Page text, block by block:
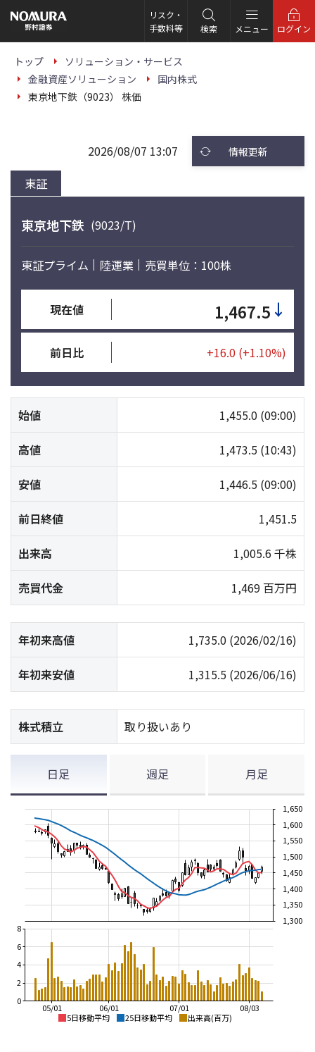
の
ー
リスク・
手数料等
検索 メニュー ログイン
トップ
ソリューション・サービス
金融資産ソリューション
国内株式
東京地下鉄（9023） 株価
東証
2026/08/07 13:07 情報更新
東京地下鉄 (9023/T)
東証プライム 陸運業 売買単位：100株
現在値 1,467.5 ↓
前日比 +16.0 (+1.10%)
始値 1,455.0 (09:00)
高値 1,473.5 (10:43)
安値 1,446.5 (09:00)
前日終値 1,451.5
出来高 1,005.6 千株
売買代金 1,469 百万円
年初来高値 1,735.0 (2026/02/16)
年初来安値 1,315.5 (2026/06/16)
株式積立 取り扱いあり
日足 週足 月足
5日移動平均 25日移動平均 出来高(百万)
08/03
07/01
06/01
05/01
1,300
1,350
1,400
1,450
1,500
1,550
1,600
1,650
0
2
4
6
8